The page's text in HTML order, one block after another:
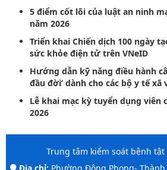
5 điểm cốt lõi của luật an ninh
năm 2026
Triển khai Chiến dịch 100 ngày
sức khỏe điện tử trên VNeID
Hướng dẫn kỹ năng điều hành
đầu đời’ dành cho các bộ y tế xã
Lễ khai mạc kỳ tuyển dụng viên
2026
Trung tâm kiểm soát bệnh tật
Địa chỉ: Phường Đông Phong-